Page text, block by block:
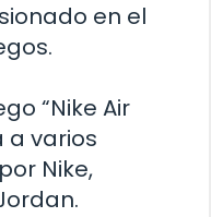
en el
“Nike Air
a varios
Nike,